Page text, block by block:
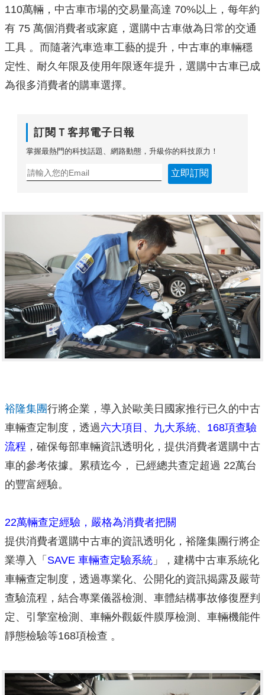
110萬輛，中古車市場的交易量高達 70%以上，每年約
有 75 萬個消費者或家庭，選購中古車做為日常的交通
工具 。而隨著汽車造車工藝的提升，中古車的車輛穩
定性、耐久年限及使用年限逐年提升，選購中古車已成
為很多消費者的購車選擇。
訂閱Ｔ客邦電子日報
掌握最熱門的科技話題、網路動態，升級你的科技原力！
立即訂閱
裕隆集團行將企業，導入於歐美日國家推行已久的中古
車輛查定制度，透過六大項目、九大系統、168項查驗
流程 ，確保每部車輛資訊透明化，提供消費者選購中古
車的參考依據。累積迄今， 已經總共查定超過 22萬台
的豐富經驗。
22萬輛查定經驗，嚴格為消費者把關
提供消費者選購中古車的資訊透明化，裕隆集團行將企
業導入「 SAVE 車輛查定驗系統 」，建構中古車系統化
車輛查定制度，透過專業化、公開化的資訊揭露及嚴苛
查驗流程，結合專業儀器檢測、車體結構事故修復歷判
定、引擎室檢測、車輛外觀鈑件膜厚檢測、車輛機能件
靜態檢驗等168項檢查 。